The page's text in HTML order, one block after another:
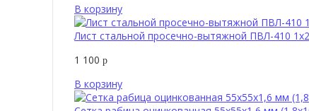
В корзину
Лист стальной просечно-вытяжной ПВЛ-410
1 100 р
В корзину